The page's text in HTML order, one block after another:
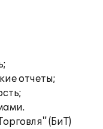
отчеты;
(БиТ)